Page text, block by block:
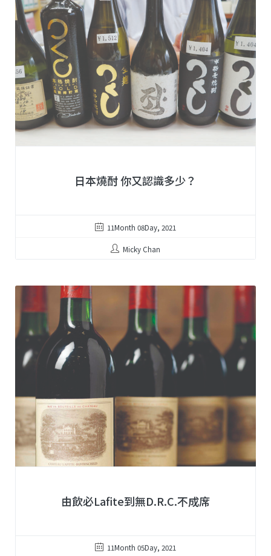
日本燒酎 你又認識多少？
11Month 08Day, 2021
Micky Chan
由飲必Lafite到無D.R.C.不成席
11Month 05Day, 2021